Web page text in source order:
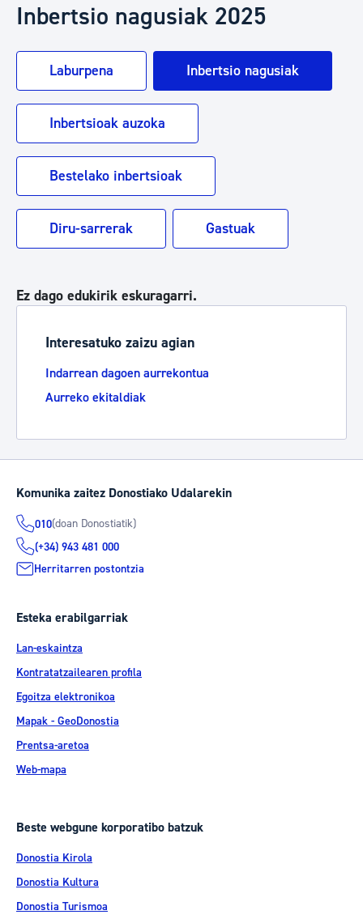
Inbertsio nagusiak 2025
Laburpena Inbertsio nagusiak
Inbertsioak auzoka
Bestelako inbertsioak
Diru-sarrerak Gastuak
Ez dago edukirik eskuragarri.
Interesatuko zaizu agian
Indarrean dagoen aurrekontua
Aurreko ekitaldiak
Komunika zaitez Donostiako Udalarekin
010(doan Donostiatik)
(+34) 943 481 000
Herritarren postontzia
Esteka erabilgarriak
Lan-eskaintza
Kontratatzailearen profila
Egoitza elektronikoa
Mapak - GeoDonostia
Prentsa-aretoa
Web-mapa
Beste webgune korporatibo batzuk
Donostia Kirola
Donostia Kultura
Donostia Turismoa